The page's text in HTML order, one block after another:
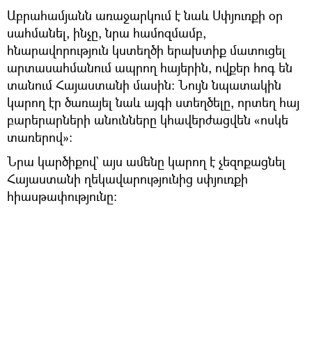
Աբրահամյանն առաջարկում է նաև Սփյուռքի օր
սահմանել, ինչը, նրա համոզմամբ,
հնարավորություն կստեղծի երախտիք մատուցել
արտասահմանում ապրող հայերին, ովքեր հոգ են
տանում Հայաստանի մասին։ Նույն նպատակին
կարող էր ծառայել նաև այգի ստեղծելը, որտեղ հայ
բարերարների անունները կհավերժացվեն «ոսկե
տառերով»։
Նրա կարծիքով` այս ամենը կարող է չեզոքացնել
Հայաստանի ղեկավարությունից սփյուռքի
հիասթափությունը։